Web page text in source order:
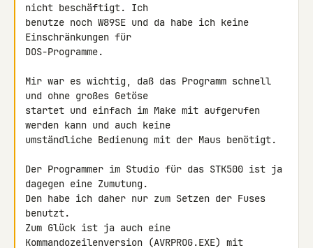
nicht beschäftigt. Ich
benutze noch W89SE und da habe ich keine
Einschränkungen für
DOS-Programme.
Mir war es wichtig, daß das Programm schnell
und ohne großes Getöse
startet und einfach im Make mit aufgerufen
werden kann und auch keine
umständliche Bedienung mit der Maus benötigt.
Der Programmer im Studio für das STK500 ist ja
dagegen eine Zumutung.
Den habe ich daher nur zum Setzen der Fuses
benutzt.
Zum Glück ist ja auch eine
Kommandozeilenversion (AVRPROG.EXE) mit